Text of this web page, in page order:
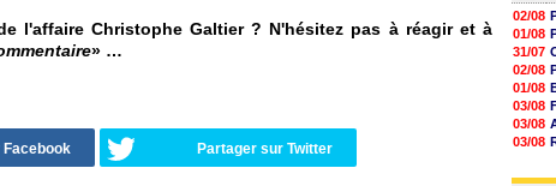
l'affaire Christophe Galtier ? N'hésitez pas à réagir et à
» …
Facebook Partager sur Twitter
02/08
01/08
31/07
02/08
01/08
03/08
03/08
03/08
31/07